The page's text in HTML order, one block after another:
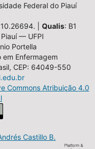
Federal do Piauí
| Qualis: B1
— UFPI
Portella
Enfermagem
CEP: 64049-550
Commons Atribuição 4.0
Castillo B.